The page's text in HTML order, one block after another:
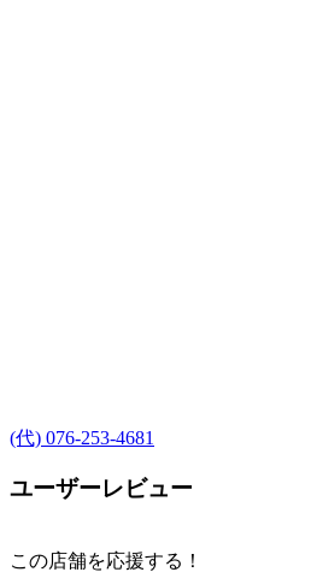
(代) 076-253-4681
ユーザーレビュー
この店舗を応援する！